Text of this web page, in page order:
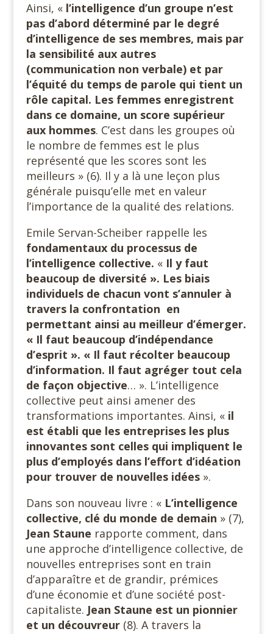
Ainsi, « l’intelligence d’un groupe n’est
pas d’abord déterminé par le degré
d’intelligence de ses membres, mais par
la sensibilité aux autres
(communication non verbale) et par
l’équité du temps de parole qui tient un
rôle capital. Les femmes enregistrent
dans ce domaine, un score supérieur
aux hommes. C’est dans les groupes où
le nombre de femmes est le plus
représenté que les scores sont les
meilleurs » (6). Il y a là une leçon plus
générale puisqu’elle met en valeur
l’importance de la qualité des relations.
Emile Servan-Scheiber rappelle les
fondamentaux du processus de
l’intelligence collective. « Il y faut
beaucoup de diversité ». Les biais
individuels de chacun vont s’annuler à
travers la confrontation en
permettant ainsi au meilleur d’émerger.
« Il faut beaucoup d’indépendance
d’esprit ». « Il faut récolter beaucoup
d’information. Il faut agréger tout cela
de façon objective… ». L’intelligence
collective peut ainsi amener des
transformations importantes. Ainsi, « il
est établi que les entreprises les plus
innovantes sont celles qui impliquent le
plus d’employés dans l’effort d’idéation
pour trouver de nouvelles idées ».
Dans son nouveau livre : « L’intelligence
collective, clé du monde de demain » (7),
Jean Staune rapporte comment, dans
une approche d’intelligence collective, de
nouvelles entreprises sont en train
d’apparaître et de grandir, prémices
d’une économie et d’une société post-
capitaliste. Jean Staune est un pionnier
et un découvreur(8). A travers la